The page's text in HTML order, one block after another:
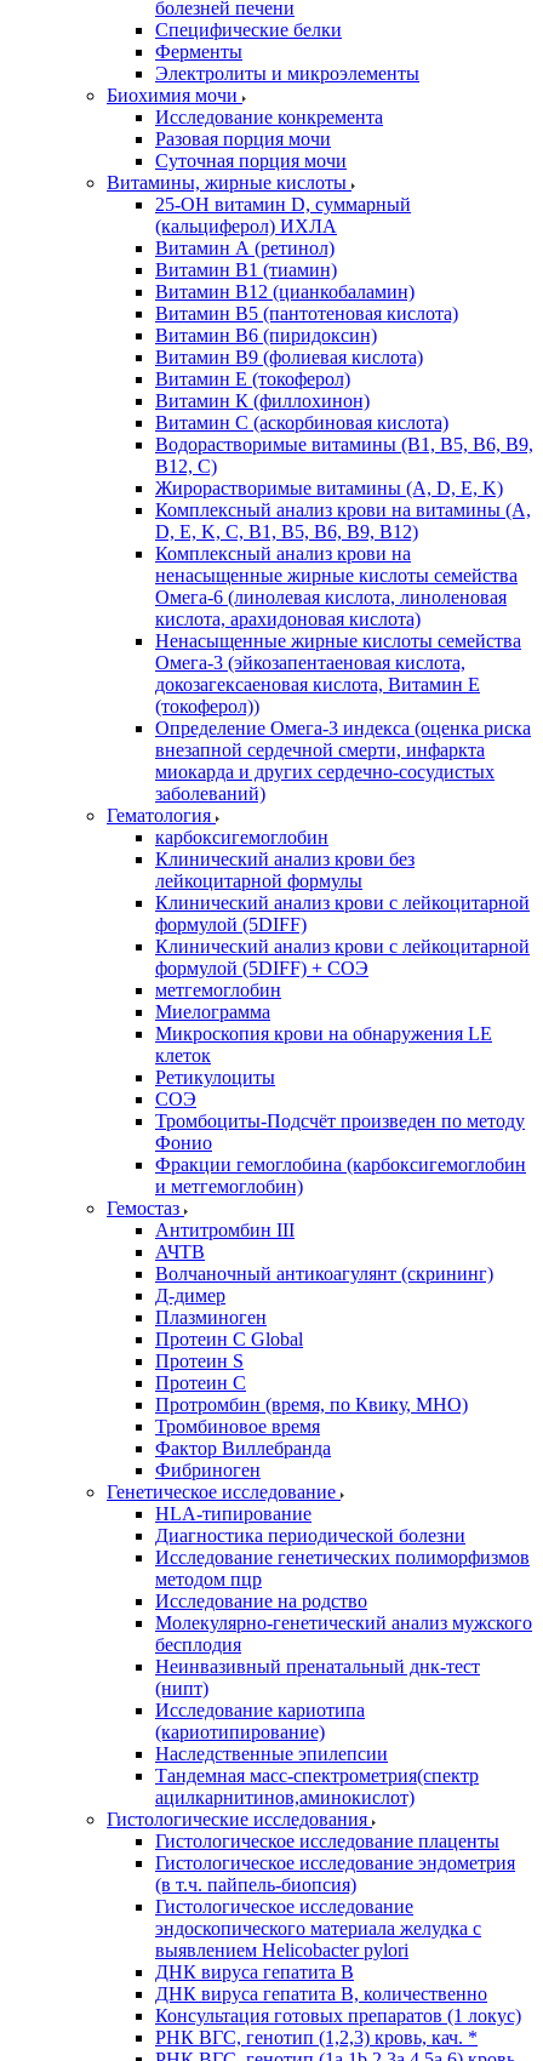
болезней печени
Специфические белки
Ферменты
Электролиты и микроэлементы
Биохимия мочи
Исследование конкремента
Разовая порция мочи
Суточная порция мочи
Витамины, жирные кислоты
25-OH витамин D, суммарный
(кальциферол) ИХЛА
Витамин А (ретинол)
Витамин В1 (тиамин)
Витамин В12 (цианкобаламин)
Витамин В5 (пантотеновая кислота)
Витамин В6 (пиридоксин)
Витамин В9 (фолиевая кислота)
Витамин Е (токоферол)
Витамин К (филлохинон)
Витамин С (аскорбиновая кислота)
Водорастворимые витамины (B1, B5, B6, В9,
В12, С)
Жирорастворимые витамины (A, D, E, K)
Комплексный анализ крови на витамины (A,
D, E, K, C, B1, B5, B6, В9, B12)
Комплексный анализ крови на
ненасыщенные жирные кислоты семейства
Омега-6 (линолевая кислота, линоленовая
кислота, арахидоновая кислота)
Ненасыщенные жирные кислоты семейства
Омега-3 (эйкозапентаеновая кислота,
докозагексаеновая кислота, Витамин E
(токоферол))
Определение Омега-3 индекса (оценка риска
внезапной сердечной смерти, инфаркта
миокарда и других сердечно-сосудистых
заболеваний)
Гематология
карбоксигемоглобин
Клинический анализ крови без
лейкоцитарной формулы
Клинический анализ крови с лейкоцитарной
формулой (5DIFF)
Клинический анализ крови с лейкоцитарной
формулой (5DIFF) + СОЭ
метгемоглобин
Миелограмма
Микроскопия крови на обнаружения LE
клеток
Ретикулоциты
СОЭ
Тромбоциты-Подсчёт произведен по методу
Фонио
Фракции гемоглобина (карбоксигемоглобин
и метгемоглобин)
Гемостаз
Антитромбин III
АЧТВ
Волчаночный антикоагулянт (скрининг)
Д-димер
Плазминоген
Протеин C Global
Протеин S
Протеин С
Протромбин (время, по Квику, МНО)
Тромбиновое время
Фактор Виллебранда
Фибриноген
Генетическое исследование
HLA-типирование
Диагностика периодической болезни
Исследование генетических полиморфизмов
методом пцр
Исследование на родство
Молекулярно-генетический анализ мужского
бесплодия
Неинвазивный пренатальный днк-тест
(нипт)
Исследование кариотипа
(кариотипирование)
Наследственные эпилепсии
Тандемная масс-спектрометрия(спектр
ацилкарнитинов,аминокислот)
Гистологические исследования
Гистологическое исследование плаценты
Гистологическое исследование эндометрия
(в т.ч. пайпель-биопсия)
Гистологическое исследование
эндоскопического материала желудка с
выявлением Helicobacter pylori
ДНК вируса гепатита B
ДНК вируса гепатита B, количественно
Консультация готовых препаратов (1 локус)
РНК ВГC, генотип (1,2,3) кровь, кач. *